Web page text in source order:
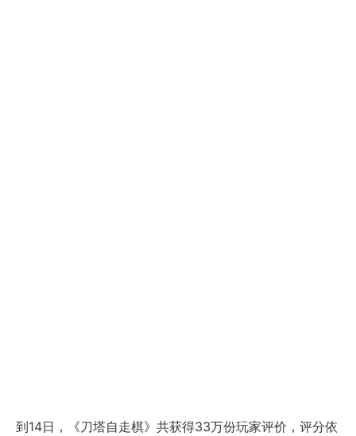
到14日，《刀塔自走棋》共获得33万份玩家评价，评分依